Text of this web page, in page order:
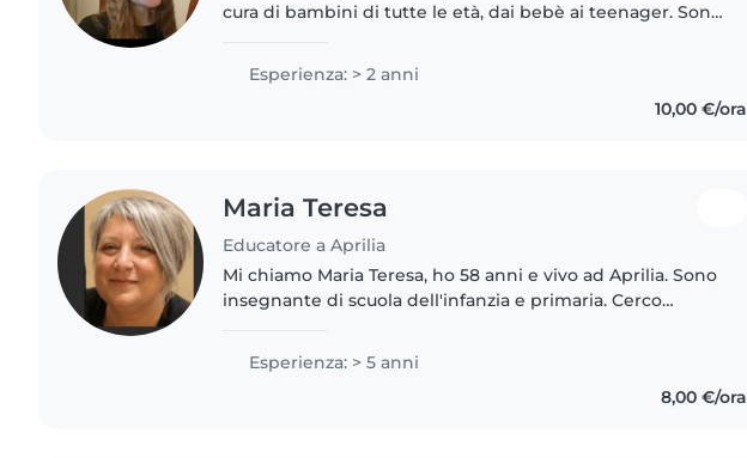
cura di bambini di tutte le età, dai bebè ai teenager. Sono
Esperienza: > 2 anni
10,00 €/ora
Maria Teresa
Educatore a Aprilia
Mi chiamo Maria Teresa, ho 58 anni e vivo ad Aprilia. Sono
insegnante di scuola dell'infanzia e primaria. Cerco
sera per arrotondare...
Esperienza: > 5 anni
8,00 €/ora